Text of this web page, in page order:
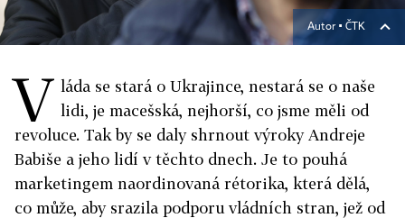
Autor ▪ ČTK
V láda se stará o Ukrajince, nestará se o naše
lidi, je macešská, nejhorší, co jsme měli od
revoluce. Tak by se daly shrnout výroky Andreje
Babiše a jeho lidí v těchto dnech. Je to pouhá
marketingem naordinovaná rétorika, která dělá,
co může, aby srazila podporu vládních stran, jež od